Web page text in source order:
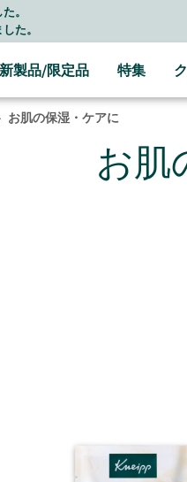
。
た。
新製品/限定品 特集
お肌の保湿・ケアに
お肌